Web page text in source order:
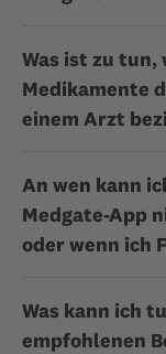
Was ist zu tun,
Medikamente
einem Arzt
An wen kann
Medgate-App
oder wenn ich
Was kann ich
empfohlenen